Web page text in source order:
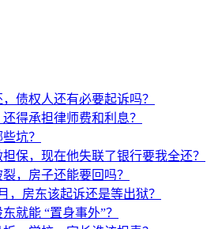
债权人还有必要起诉吗？
得承担律师费和利息？
坑？
保，现在他失联了银行要我全还？
，房子还能要回吗？
，房东该起诉还是等出狱？
就能 “置身事外”？